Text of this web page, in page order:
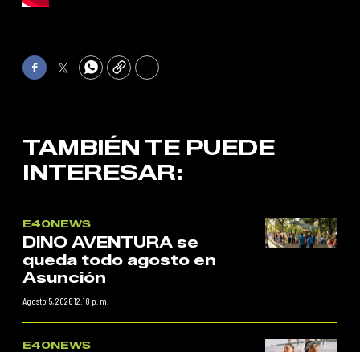
FacebookTwitterWhatsApp
Copy Print
TAMBIÉN TE PUEDE
INTERESAR:
E40NEWS
DINO AVENTURA se
queda todo agosto en
Asunción
Agosto 5, 2026 12:18 p. m.
E40NEWS